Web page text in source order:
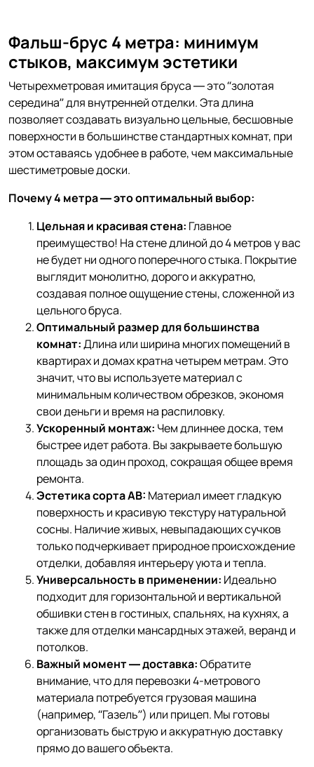
Фальш-брус 4 метра: минимум
стыков, максимум эстетики
Четырехметровая имитация бруса — это “золотая
середина” для внутренней отделки. Эта длина
позволяет создавать визуально цельные, бесшовные
поверхности в большинстве стандартных комнат, при
этом оставаясь удобнее в работе, чем максимальные
шестиметровые доски.
Почему 4 метра — это оптимальный выбор:
Цельная и красивая стена: Главное
преимущество! На стене длиной до 4 метров у вас
не будет ни одного поперечного стыка. Покрытие
выглядит монолитно, дорого и аккуратно,
создавая полное ощущение стены, сложенной из
цельного бруса.
Оптимальный размер для большинства
комнат:Длина или ширина многих помещений в
квартирах и домах кратна четырем метрам. Это
значит, что вы используете материал с
минимальным количеством обрезков, экономя
свои деньги и время на распиловку.
Ускоренный монтаж: Чем длиннее доска, тем
быстрее идет работа. Вы закрываете большую
площадь за один проход, сокращая общее время
ремонта.
Эстетика сорта АВ: Материал имеет гладкую
поверхность и красивую текстуру натуральной
сосны. Наличие живых, невыпадающих сучков
только подчеркивает природное происхождение
отделки, добавляя интерьеру уюта и тепла.
Универсальность в применении: Идеально
подходит для горизонтальной и вертикальной
обшивки стен в гостиных, спальнях, на кухнях, а
также для отделки мансардных этажей, веранд и
потолков.
Важный момент — доставка:Обратите
внимание, что для перевозки 4-метрового
материала потребуется грузовая машина
(например, “Газель”) или прицеп. Мы готовы
организовать быструю и аккуратную доставку
прямо до вашего объекта.